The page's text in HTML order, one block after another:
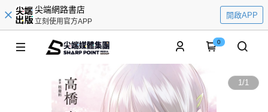
尖端網路書店
立刻使用官方APP
開啟APP
0
1/1